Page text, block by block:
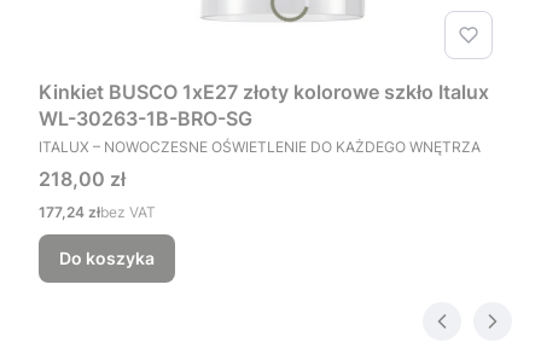
Kinkiet BUSCO 1xE27 złoty kolorowe szkło Italux
WL-30263-1B-BRO-SG
PRODUCENT
ITALUX – NOWOCZESNE OŚWIETLENIE DO KAŻDEGO WNĘTRZA
Cena
218,00 zł
Cena
177,24 złbez VAT
Do koszyka